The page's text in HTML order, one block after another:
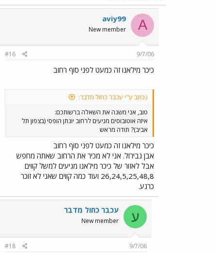
A
aviy99
New member
9/7/06
#16
כיכר מילאנו זה כמעט לפני סוף רחוב
נכתב ע"י עכבר כחול מדבר:
טוב, אני משנה את השאלה ברשותכם:
איזה אוטובוסים מגיעים לרחוב יונתן הופסי (בצפון תל
אביב)? תודה מראש
כיכר מילאנו זה כמעט לפני סוף רחוב
אבן גבירול. אני לא מכיר את הרחוב שאתה מחפש
אבל לאזור של כיכר מילאנו מגיעים למשל קווים
26,24,5,25,48,8 ועוד כמה קווים שאני לא זוכר
כרגע.
ע עכבר כחול מדבר
New member
9/7/06
#18